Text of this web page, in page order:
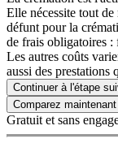
Elle nécessite tout
défunt pour la
de frais obligatoires :
Les autres coûts
aussi des prestations
Continuer à l'étape
Gratuit et sans